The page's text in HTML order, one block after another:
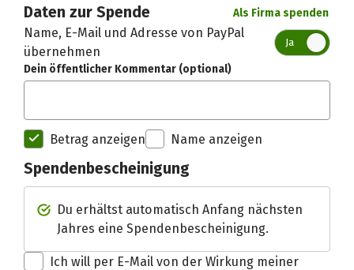
Daten zur Spende Als Firma spenden
Name, E-Mail und Adresse von PayPal
übernehmen
Ja
Dein öffentlicher Kommentar (optional)
Betrag anzeigen Name anzeigen
Spendenbescheinigung
Du erhältst automatisch Anfang nächsten
Jahres eine Spendenbescheinigung.
Ich will per E-Mail von der Wirkung meiner
Spendenempfänger